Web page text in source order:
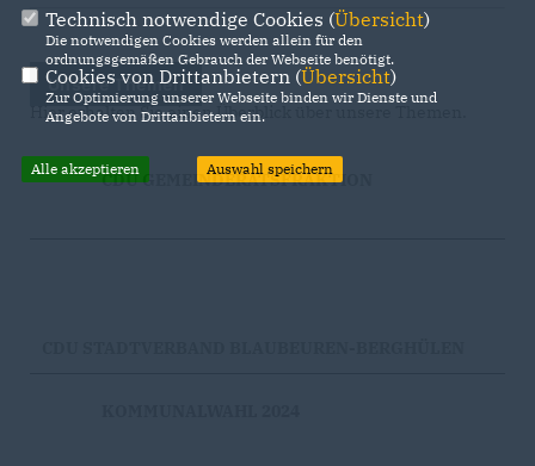
Unsere Themen
Hier erhalten Sie einen Überblick über unsere Themen.
CDU GEMEINDERATSFRAKTION
Technisch notwendige Cookies (Übersicht)
Die notwendigen Cookies werden allein für den
ordnungsgemäßen Gebrauch der Webseite benötigt.
Cookies von Drittanbietern (Übersicht)
Zur Optimierung unserer Webseite binden wir Dienste und
Angebote von Drittanbietern ein.
Alle akzeptieren Auswahl speichern